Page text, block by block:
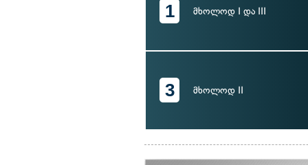
1 მხოლოდ I და III
3 მხოლოდ II